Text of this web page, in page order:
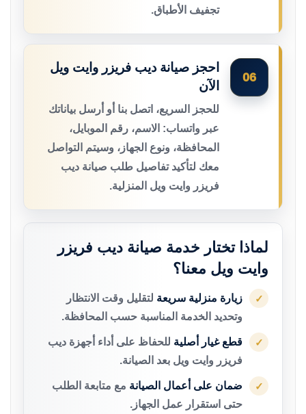
تجفيف الأطباق.
06
احجز صيانة ديب فريزر وايت ويل
الآن
للحجز السريع، اتصل بنا أو أرسل بياناتك
عبر واتساب: الاسم، رقم الموبايل،
المحافظة، ونوع الجهاز، وسيتم التواصل
معك لتأكيد تفاصيل طلب صيانة ديب
فريزر وايت ويل المنزلية.
لماذا تختار خدمة صيانة ديب فريزر
وايت ويل معنا؟
✓ زيارة منزلية سريعة لتقليل وقت الانتظار
وتحديد الخدمة المناسبة حسب المحافظة.
✓ قطع غيار أصلية للحفاظ على أداء أجهزة ديب
فريزر وايت ويل بعد الصيانة.
✓ ضمان على أعمال الصيانة مع متابعة الطلب
حتى استقرار عمل الجهاز.